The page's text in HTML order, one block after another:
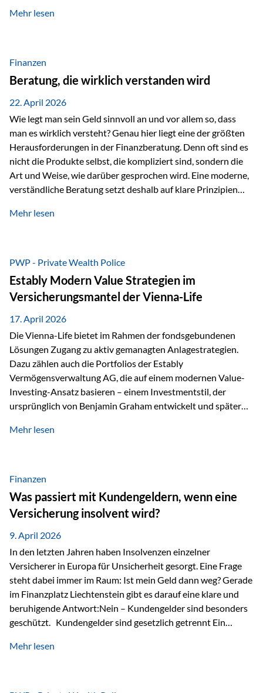
Marktzugang Liechtenstein hat sich in den letzten Jahren zu
verfügbaren Kennzahlen (Stand Ende 2024, veröffentlicht
2025/2026)…
Mehr lesen
Finanzen
Beratung, die wirklich verstanden wird
22. April 2026
Wie legt man sein Geld sinnvoll an und vor allem so, dass
man es wirklich versteht? Genau hier liegt eine der größten
Herausforderungen in der Finanzberatung. Denn oft sind es
nicht die Produkte selbst, die kompliziert sind, sondern die
Art und Weise, wie darüber gesprochen wird. Eine moderne,
verständliche Beratung setzt deshalb auf klare Prinzipien
fünf zentrale Faktoren: eine saubere Struktur, breite
diesem Thema liefern unter anderem die praxisnahen
Ansätze von Finanzexperte Klaus Rost, der seit vielen Jahren
für eine verständliche und…
Mehr lesen
PWP - Private Wealth Police
Estably Modern Value Strategien im
Versicherungsmantel der Vienna-Life
17. April 2026
Die Vienna-Life bietet im Rahmen der fondsgebundenen
Lösungen Zugang zu aktiv gemanagten Anlagestrategien.
Dazu zählen auch die Portfolios der Estably
Vermögensverwaltung AG, die auf einem modernen Value-
Investing-Ansatz basieren – einem Investmentstil, der
ursprünglich von Benjamin Graham entwickelt und später
Modernes Value Investing als Grundlage Der
Fokus stehen Unternehmen, deren Börsenkurs unter ihrem
inneren Wert liegt. Neben klassischen
Bewertungskennzahlen werden auch qualitative Faktoren
wie Geschäftsmodell, Wettbewerbsvorteile und
Managementqualität…
Mehr lesen
Finanzen
Was passiert mit Kundengeldern, wenn eine
Versicherung insolvent wird?
9. April 2026
In den letzten Jahren haben Insolvenzen einzelner
Versicherer in Europa für Unsicherheit gesorgt. Eine Frage
steht dabei immer im Raum: Ist mein Geld dann weg? Gerade
im Finanzplatz Liechtenstein gibt es darauf eine klare und
beruhigende Antwort:Nein – Kundengelder sind besonders
geschützt. Kundengelder sind gesetzlich getrennt Ein
sogenannte Sondermasse. Das bedeutet:Die
Mehr lesen